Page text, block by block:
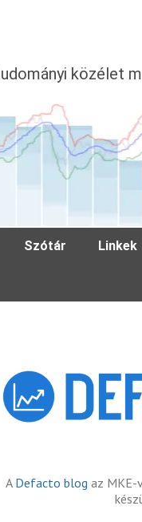
közélet
Szótár Linkek
A Defacto blog az MKE-